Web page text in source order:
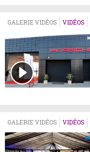
GALERIE VIDÉOS VIDÉOS
GALERIE VIDÉOS VIDÉOS